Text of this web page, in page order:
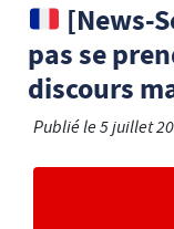
[News-
pas se
discours
Publié le5 juillet